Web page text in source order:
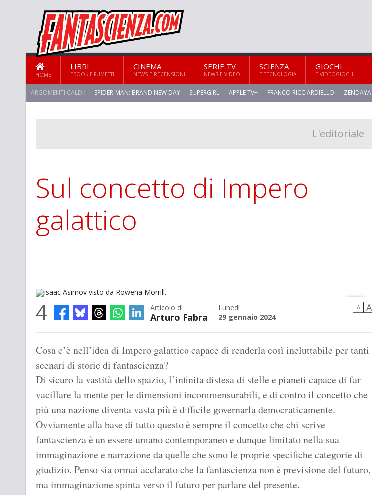
HOME
LIBRI
EBOOK E FUMETTI
CINEMA
NEWS E RECENSIONI
SERIE TV
NEWS E VIDEO
SCIENZA
E TECNOLOGIA
GIOCHI
E VIDEOGIOCHI
ARGOMENTI CALDI: SPIDER-MAN: BRAND NEW DAY SUPERGIRL APPLE TV+ FRANCO RICCIARDIELLO ZENDAYA
L'editoriale
Sul concetto di Impero
galattico
4 Articolo di
Arturo Fabra
Lunedì
29 gennaio 2024
A A
Cosa c’è nell’idea di Impero galattico capace di renderla così ineluttabile per tanti
scenari di storie di fantascienza?
Di sicuro la vastità dello spazio, l’infinita distesa di stelle e pianeti capace di far
vacillare la mente per le dimensioni incommensurabili, e di contro il concetto che
più una nazione diventa vasta più è difficile governarla democraticamente.
Ovviamente alla base di tutto questo è sempre il concetto che chi scrive
fantascienza è un essere umano contemporaneo e dunque limitato nella sua
immaginazione e narrazione da quelle che sono le proprie specifiche categorie di
giudizio. Penso sia ormai acclarato che la fantascienza non è previsione del futuro,
ma immaginazione spinta verso il futuro per parlare del presente.